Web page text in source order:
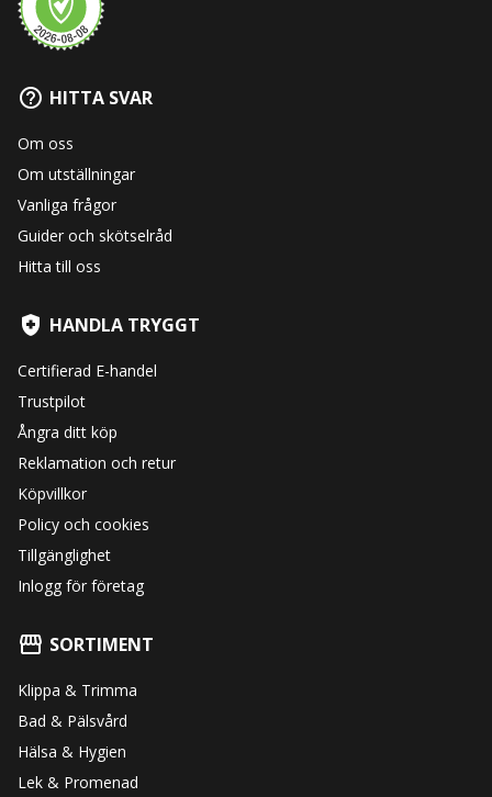
HITTA SVAR
Om oss
Om utställningar
Vanliga frågor
Guider och skötselråd
Hitta till oss
HANDLA TRYGGT
Certifierad E-handel
Trustpilot
Ångra ditt köp
Reklamation och retur
Köpvillkor
Policy och cookies
Tillgänglighet
Inlogg för företag
SORTIMENT
Klippa & Trimma
Bad & Pälsvård
Hälsa & Hygien
Lek & Promenad